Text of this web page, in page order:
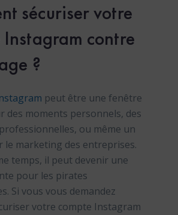
sécuriser votre
contre
?
peut être une fenêtre
des moments personnels, des
ou même un
le marketing des entreprises.
temps, il peut devenir une
pour les pirates
Si vous vous demandez
votre compte Instagram